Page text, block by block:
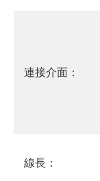
連接介面：
線長：